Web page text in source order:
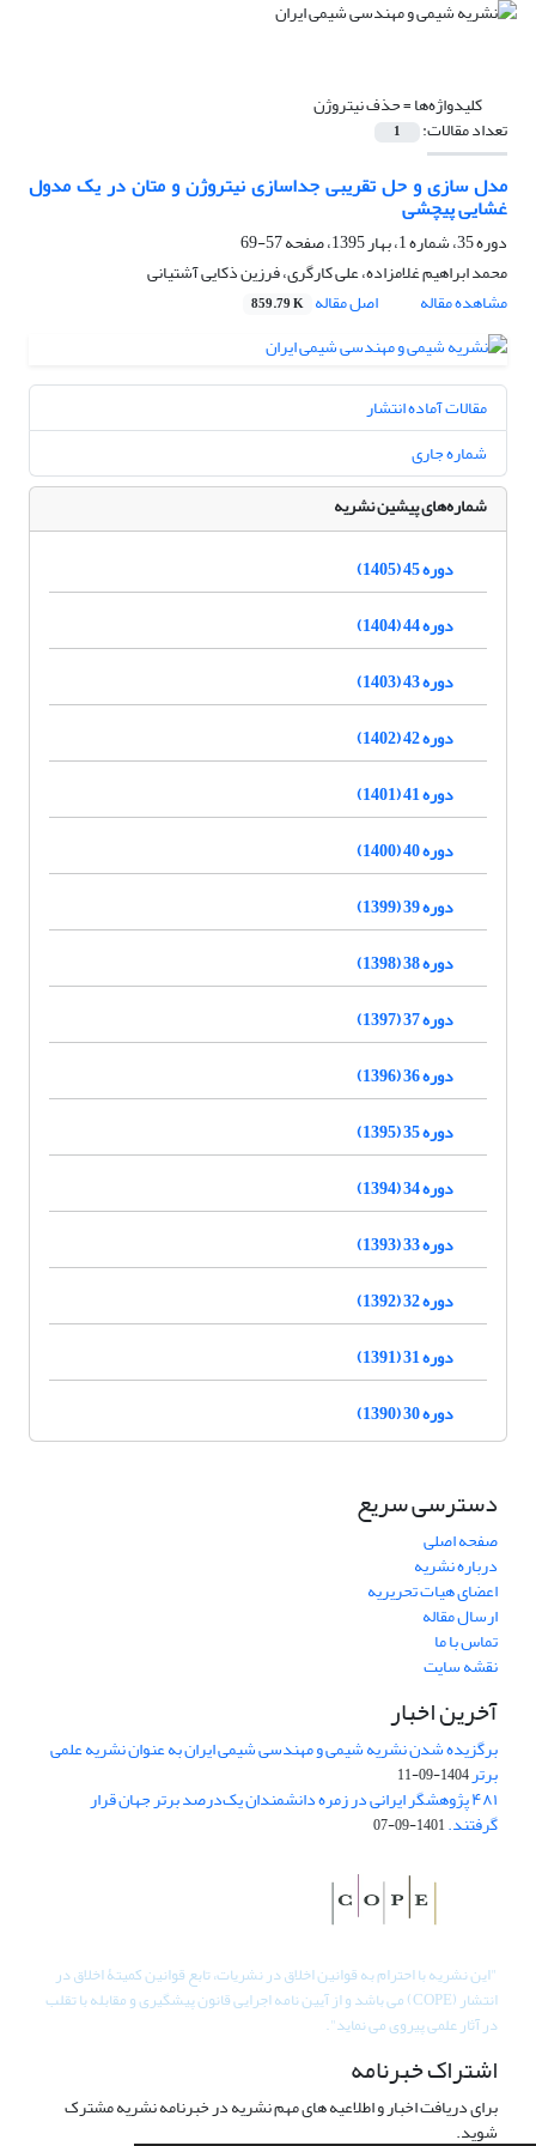
کلیدواژه‌ها =حذف نیتروژن
تعداد مقالات: 1
مدل سازی و حل تقریبی جداسازی نیتروژن و متان در یک مدول
غشایی پیچشی
دوره 35، شماره 1، بهار 1395، صفحه
57-69
محمد ابراهیم غلامزاده، علی کارگری، فرزین ذکایی آشتیانی
مشاهده مقاله
اصل مقاله 859.79 K
مقالات آماده انتشار
شماره جاری
شماره‌های پیشین نشریه
دوره 45 (1405)
دوره 44 (1404)
دوره 43 (1403)
دوره 42 (1402)
دوره 41 (1401)
دوره 40 (1400)
دوره 39 (1399)
دوره 38 (1398)
دوره 37 (1397)
دوره 36 (1396)
دوره 35 (1395)
دوره 34 (1394)
دوره 33 (1393)
دوره 32 (1392)
دوره 31 (1391)
دوره 30 (1390)
دسترسی سریع
صفحه اصلی
درباره نشریه
اعضای هیات تحریریه
ارسال مقاله
تماس با ما
نقشه سایت
آخرین اخبار
برگزیده شدن نشریه شیمی و مهندسی شیمی ایران به عنوان نشریه علمی
برتر1404-09-11
۴۸۱ پژوهشگر ایرانی در زمره دانشمندان یک‌درصد برتر جهان قرار
گرفتند.1401-09-07
"این نشریه با احترام به قوانین اخلاق در نشریات، تابع قوانین کمیتۀ اخلاق در
انتشار (COPE) می باشد و از آیین نامه اجرایی قانون پیشگیری و مقابله با تقلب
در آثار علمی پیروی می نماید".
اشتراک خبرنامه
برای دریافت اخبار و اطلاعیه های مهم نشریه در خبرنامه نشریه مشترک
شوید.